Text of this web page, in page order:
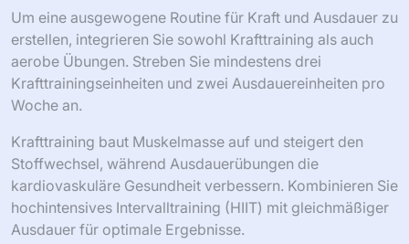
Um eine ausgewogene Routine für Kraft und Ausdauer zu
erstellen, integrieren Sie sowohl Krafttraining als auch
aerobe Übungen. Streben Sie mindestens drei
Krafttrainingseinheiten und zwei Ausdauereinheiten pro
Woche an.
Krafttraining baut Muskelmasse auf und steigert den
Stoffwechsel, während Ausdauerübungen die
kardiovaskuläre Gesundheit verbessern. Kombinieren Sie
hochintensives Intervalltraining (HIIT) mit gleichmäßiger
Ausdauer für optimale Ergebnisse.